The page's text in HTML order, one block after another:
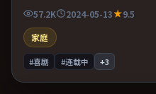
57.2K 2024-05-13
9.5
家庭
#喜剧 #连载中 +3